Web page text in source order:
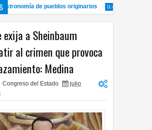
de pueblos originarios 11:40 AM
exija a Sheinbaum
al crimen que provoca
Medina
Congreso del Estado
julio